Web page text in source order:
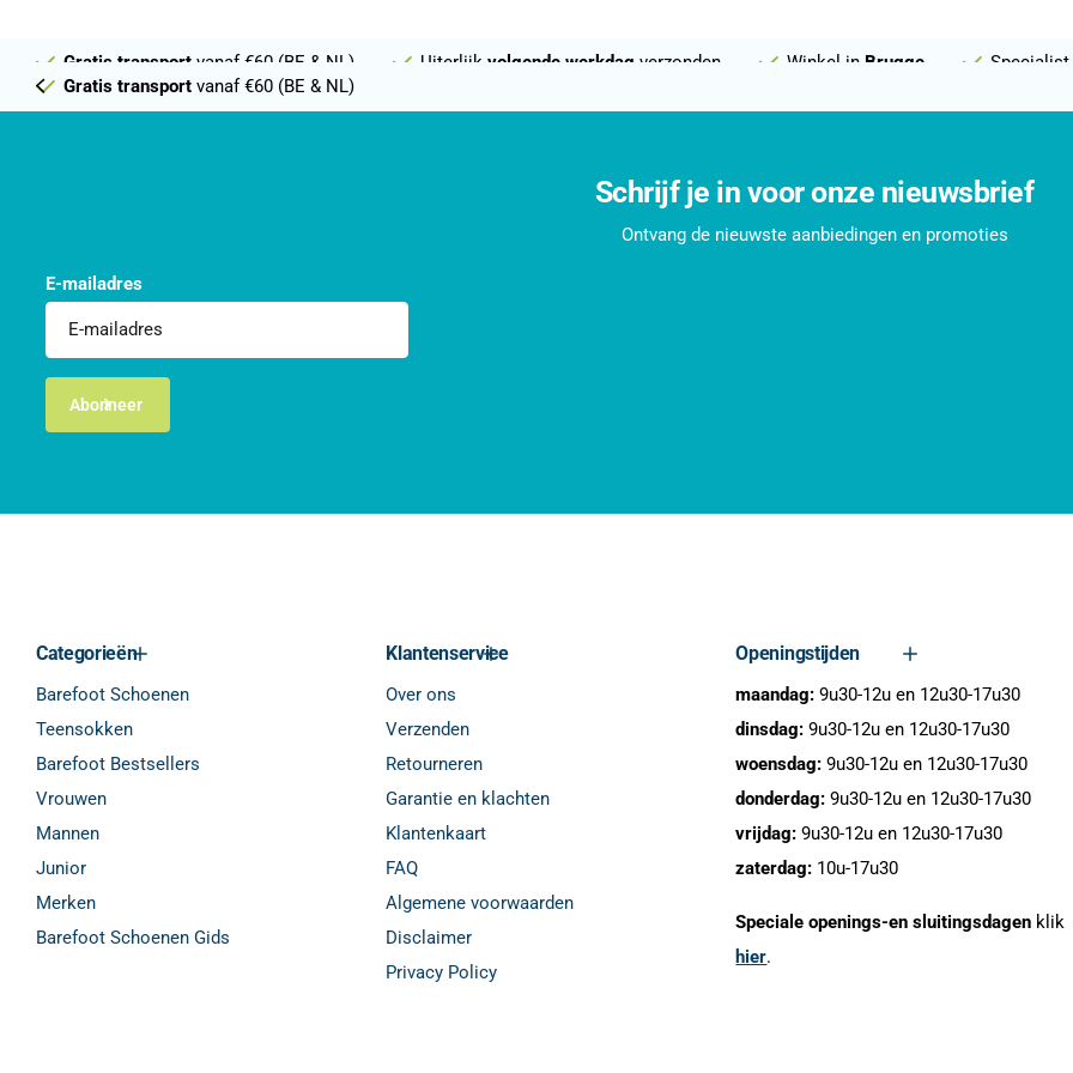
Gratis transportvanaf €60 (BE & NL) Uiterlijkvolgende werkdag verzonden Winkel in Brugge
Gratis transportvanaf €60 (BE & NL)
Schrijf je in voor onze nieuwsbrief
Ontvang de nieuwste aanbiedingen en promoties
E-mailadres
Abonneer
Categorieën
Barefoot Schoenen
Teensokken
Barefoot Bestsellers
Vrouwen
Mannen
Junior
Merken
Barefoot Schoenen Gids
Klantenservice
Over ons
Verzenden
Retourneren
Garantie en klachten
Klantenkaart
FAQ
Algemene voorwaarden
Disclaimer
Privacy Policy
Openingstijden
maandag: 9u30-12u en 12u30-17u30
dinsdag: 9u30-12u en 12u30-17u30
woensdag:9u30-12u en 12u30-17u30
donderdag: 9u30-12u en 12u30-17u30
vrijdag: 9u30-12u en 12u30-17u30
zaterdag: 10u-17u30
Speciale openings-en sluitingsdagen klik
hier.